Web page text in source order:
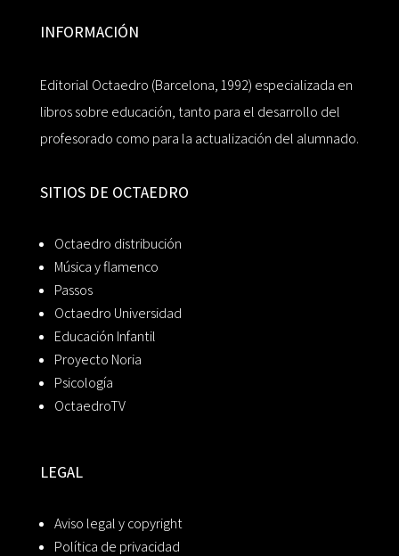
INFORMACIÓN
Editorial Octaedro (Barcelona, 1992) especializada en
libros sobre educación, tanto para el desarrollo del
profesorado como para la actualización del alumnado.
SITIOS DE OCTAEDRO
Octaedro distribución
Música y flamenco
Passos
Octaedro Universidad
Educación Infantil
Proyecto Noria
Psicología
OctaedroTV
LEGAL
Aviso legal y copyright
Política de privacidad